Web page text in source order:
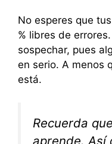
No esperes que
% libres de
sospechar, pues
en serio. A menos
está.
Recuerda
aprende. Así